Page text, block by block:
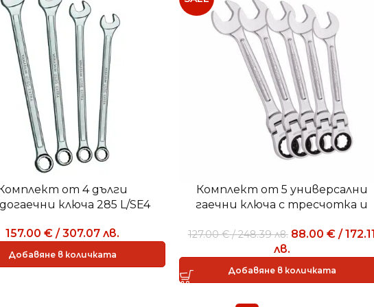
от 4 дълги
ключа 285 L/SE4
157.00 € / 307.07 лв.
Добавяне в количката
Комплект от 5 универсални
гаечни ключа с тресчотка и
127.00€ /248.39лв. 88.00 € / 172.11
лв.
Добавяне в количката